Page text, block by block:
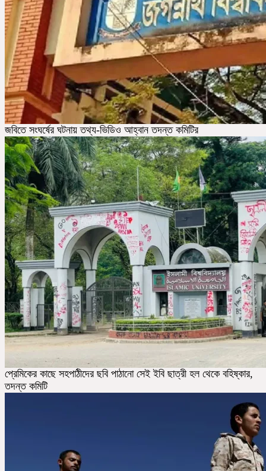
জবিতে সংঘর্ষের ঘটনায় তথ্য-ভিডিও আহ্বান তদন্ত কমিটির
প্রেমিকের কাছে সহপাঠীদের ছবি পাঠানো সেই ইবি ছাত্রী হল থেকে বহিষ্কার,
তদন্ত কমিটি